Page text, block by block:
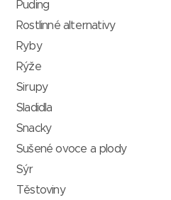
Puding
Rostlinné alternativy
Ryby
Rýže
Sirupy
Sladidla
Snacky
Sušené ovoce a plody
Sýr
Těstoviny